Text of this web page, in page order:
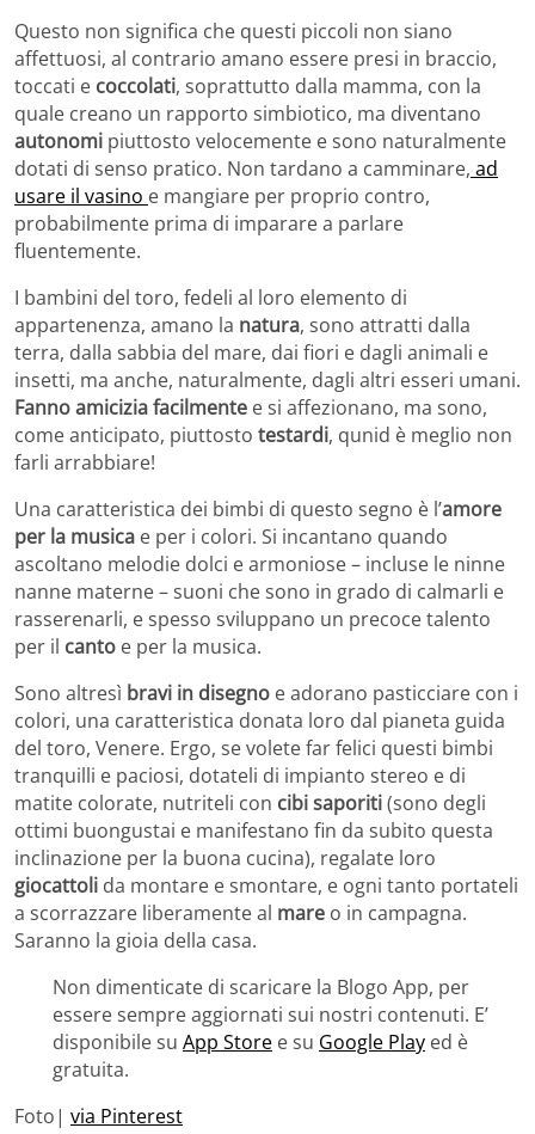
Questo non significa che questi piccoli non siano
affettuosi, al contrario amano essere presi in braccio,
toccati e coccolati, soprattutto dalla mamma, con la
quale creano un rapporto simbiotico, ma diventano
autonomi piuttosto velocemente e sono naturalmente
dotati di senso pratico. Non tardano a camminare, ad
usare il vasino e mangiare per proprio contro,
probabilmente prima di imparare a parlare
fluentemente.
I bambini del toro, fedeli al loro elemento di
appartenenza, amano la natura, sono attratti dalla
terra, dalla sabbia del mare, dai fiori e dagli animali e
insetti, ma anche, naturalmente, dagli altri esseri umani.
Fanno amicizia facilmente e si affezionano, ma sono,
come anticipato, piuttosto testardi, qunid è meglio non
farli arrabbiare!
Una caratteristica dei bimbi di questo segno è l’amore
per la musica e per i colori. Si incantano quando
ascoltano melodie dolci e armoniose – incluse le ninne
nanne materne – suoni che sono in grado di calmarli e
rasserenarli, e spesso sviluppano un precoce talento
per il canto e per la musica.
Sono altresì bravi in disegno e adorano pasticciare con i
colori, una caratteristica donata loro dal pianeta guida
del toro, Venere. Ergo, se volete far felici questi bimbi
tranquilli e paciosi, dotateli di impianto stereo e di
matite colorate, nutriteli con cibi saporiti(sono degli
ottimi buongustai e manifestano fin da subito questa
inclinazione per la buona cucina), regalate loro
giocattoli da montare e smontare, e ogni tanto portateli
a scorrazzare liberamente al mare o in campagna.
Saranno la gioia della casa.
Non dimenticate di scaricare la Blogo App, per
essere sempre aggiornati sui nostri contenuti. E’
disponibile su App Store e su Google Play ed è
gratuita.
Foto| via Pinterest